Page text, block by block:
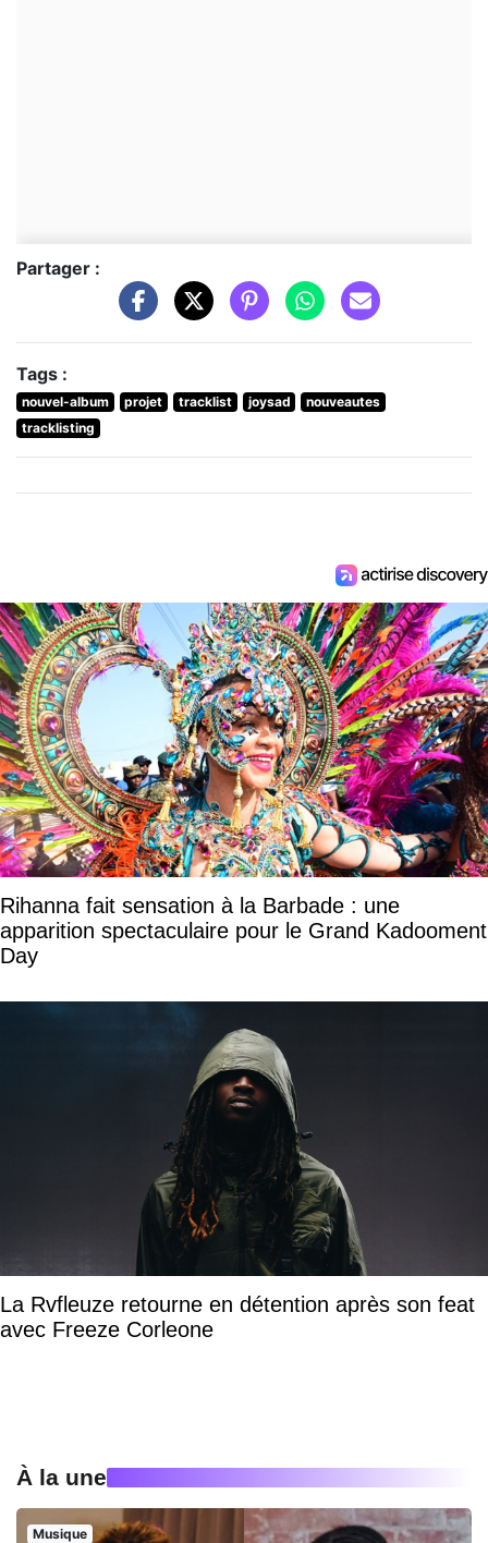
Partager :
Tags :
nouvel-album projet tracklist joysad
nouveautes
tracklisting
Rihanna fait sensation à la Barbade : une
apparition spectaculaire pour le Grand Kadooment
Day
La Rvfleuze retourne en détention après son feat
avec Freeze Corleone
À la une
Musique